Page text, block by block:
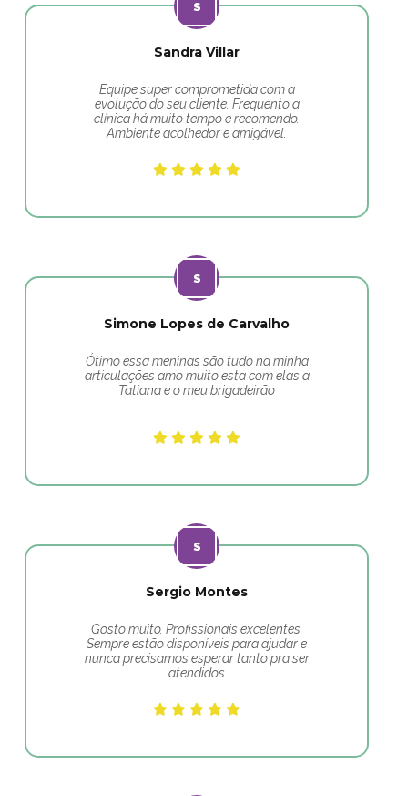
Sandra Villar
Equipe super comprometida com a
evolução do seu cliente. Frequento a
clínica há muito tempo e recomendo.
Ambiente acolhedor e amigável.
Simone Lopes de Carvalho
Ótimo essa meninas são tudo na minha
articulações amo muito esta com elas a
Tatiana e o meu brigadeirão
Sergio Montes
Gosto muito. Profissionais excelentes.
Sempre estão disponíveis para ajudar e
nunca precisamos esperar tanto pra ser
atendidos